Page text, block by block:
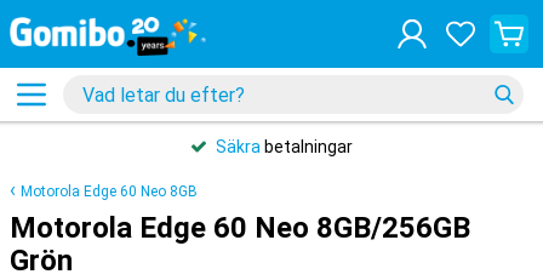
Säkra betalningar
Motorola Edge 60 Neo 8GB
Motorola Edge 60 Neo 8GB/256GB
Grön